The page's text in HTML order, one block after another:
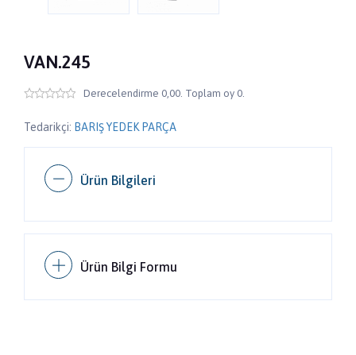
VAN.245
Derecelendirme 0,00. Toplam oy 0.
Tedarikçi: BARIŞ YEDEK PARÇA
Ürün Bilgileri
Ürün Bilgi Formu